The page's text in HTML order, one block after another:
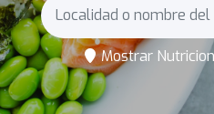
Mostrar